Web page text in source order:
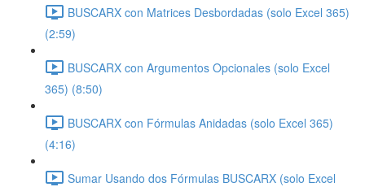
BUSCARX con Matrices Desbordadas (solo Excel 365)
(2:59)
BUSCARX con Argumentos Opcionales (solo Excel
365) (8:50)
BUSCARX con Fórmulas Anidadas (solo Excel 365)
(4:16)
Sumar Usando dos Fórmulas BUSCARX (solo Excel